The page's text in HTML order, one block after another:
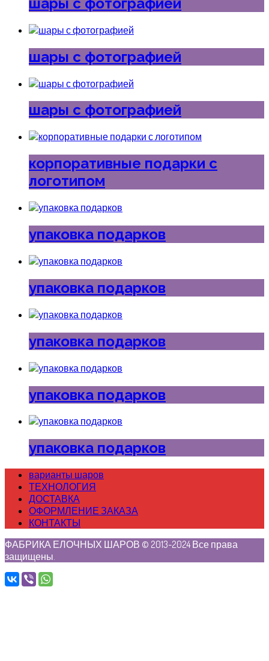
шары с фотографией
шары с фотографией
корпоративные подарки с
логотипом
упаковка подарков
упаковка подарков
упаковка подарков
упаковка подарков
упаковка подарков
варианты шаров
ТЕХНОЛОГИЯ
ДОСТАВКА
ОФОРМЛЕНИЕ ЗАКАЗА
КОНТАКТЫ
ФАБРИКА ЕЛОЧНЫХ ШАРОВ © 2013-2024 Все права
защищены.